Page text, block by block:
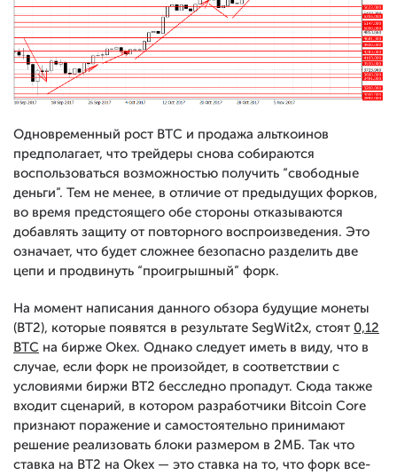
Одновременный рост BTC и продажа альткоинов
предполагает, что трейдеры снова собираются
воспользоваться возможностью получить “свободные
деньги”. Тем не менее, в отличие от предыдущих форков,
во время предстоящего обе стороны отказываются
добавлять защиту от повторного воспроизведения. Это
означает, что будет сложнее безопасно разделить две
цепи и продвинуть “проигрышный” форк.
На момент написания данного обзора будущие монеты
(BT2), которые появятся в результате SegWit2x, стоят 0,12
BTC на бирже Okex. Однако следует иметь в виду, что в
случае, если форк не произойдет, в соответствии с
условиями биржи BT2 бесследно пропадут. Сюда также
входит сценарий, в котором разработчики Bitcoin Core
признают поражение и самостоятельно принимают
решение реализовать блоки размером в 2МБ. Так что
ставка на BT2 на Okex — это ставка на то, что форк все-